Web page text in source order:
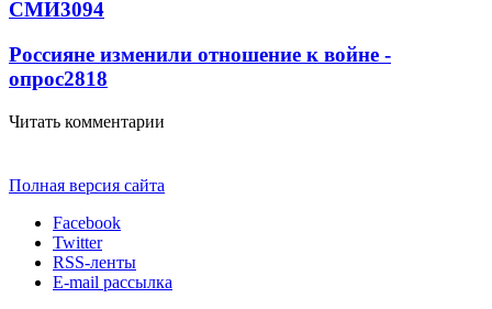
СМИ3094
Россияне изменили отношение к войне -
опрос2818
Читать комментарии
Полная версия сайта
Facebook
Twitter
RSS-ленты
E-mail рассылка